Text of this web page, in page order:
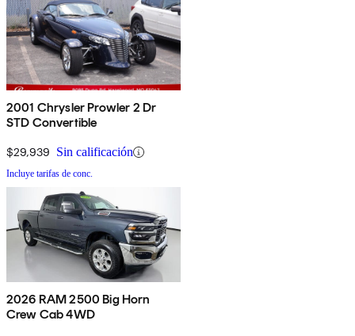
2001 Chrysler Prowler 2 Dr
STD Convertible
$29,939 Sin calificación
Incluye tarifas de conc.
2026 RAM 2500 Big Horn
Crew Cab 4WD